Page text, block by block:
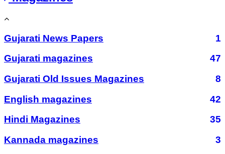
Gujarati News Papers
1
Gujarati magazines
47
Gujarati Old Issues Magazines
8
English magazines
42
Hindi Magazines
35
Kannada magazines
3